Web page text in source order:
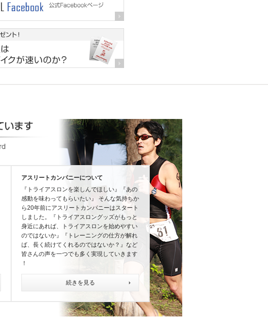
アスリートカンパニーについて
『トライアスロンを楽しんでほしい』『あの
感動を味わってもらいたい』 そんな気持ちか
ら20年前にアスリートカンパニーはスタート
しました。『トライアスロングッズがもっと
身近にあれば、トライアスロンを始めやすい
のではないか』『トレーニングの仕方が解れ
ば、長く続けてくれるのではないか？』など
皆さんの声を一つでも多く実現していきます
！
続きを見る